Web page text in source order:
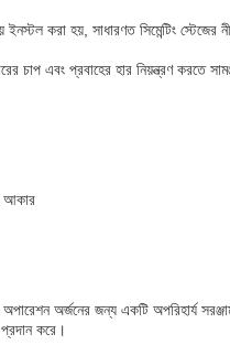
ইনস্টল করা হয়, সাধারণত সিমেন্টিং
চাপ এবং প্রবাহের হার নিয়ন্ত্রণ
আকার
অর্জনের জন্য একটি অপরিহার্য
করে।